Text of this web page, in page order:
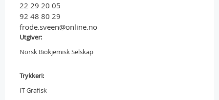
22 29 20 05
92 48 80 29
frode.sveen@online.no
Utgiver:
Norsk Biokjemisk Selskap
Trykkeri:
IT Grafisk